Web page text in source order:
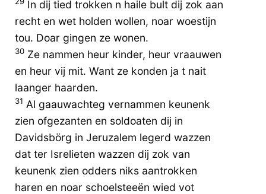
In dij tied trokken n haile bult dij zok aan
recht en wet holden wollen, noar woestijn
tou. Doar gingen ze wonen.
30 Ze nammen heur kinder, heur vraauwen
en heur vij mit. Want ze konden ja t nait
laanger haarden.
31 Al gaauwachteg vernammen keunenk
zien ofgezanten en soldoaten dij in
Davidsbörg in Jeruzalem legerd wazzen
dat ter Isrelieten wazzen dij zok van
keunenk zien odders niks aantrokken
haren en noar schoelsteeën wied vot